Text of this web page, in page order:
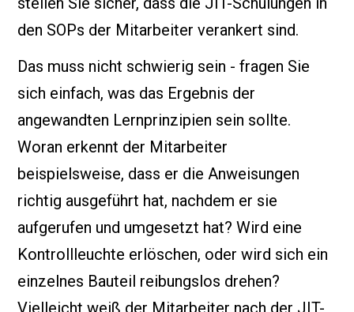
den SOPs der Mitarbeiter verankert sind.
Das muss nicht schwierig sein - fragen Sie
sich einfach, was das Ergebnis der
angewandten Lernprinzipien sein sollte.
Woran erkennt der Mitarbeiter
beispielsweise, dass er die Anweisungen
richtig ausgeführt hat, nachdem er sie
aufgerufen und umgesetzt hat? Wird eine
Kontrollleuchte erlöschen, oder wird sich ein
einzelnes Bauteil reibungslos drehen?
Vielleicht weiß der Mitarbeiter nach der JIT-